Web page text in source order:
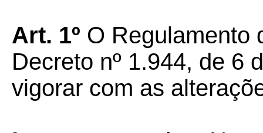
Art. 1º O Regulamento
Decreto nº 1.944, de 6
vigorar com as